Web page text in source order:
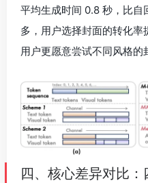
平均生成时间 0.8 秒，比
多，用户选择封面的转化率
用户更愿意尝试不同风格的
四、核心差异对比